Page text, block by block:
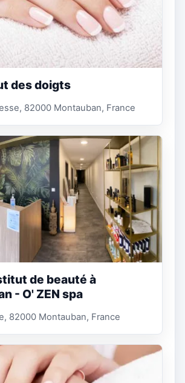
des doigts
82000 Montauban, France
de beauté à
- O' ZEN spa
82000 Montauban, France